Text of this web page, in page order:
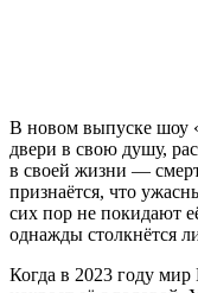
В новом выпуске шоу
двери в свою душу,
в своей жизни —
признаётся, что
сих пор не покидают
однажды столкнётся
Когда в 2023 году мир